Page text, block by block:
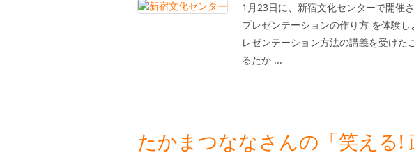
1月23日に、新宿文化センターで開催
プレゼンテーションの作り方 を体験
レゼンテーション方法の講義を受け
るたか ...
たかまつななさんの「笑える!